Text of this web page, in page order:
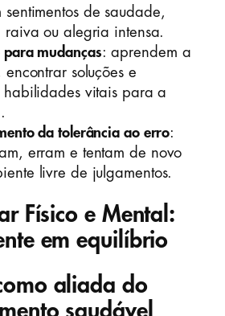
sentimentos de saudade,
raiva ou alegria intensa.
para mudanças: aprendem a
soluções e
habilidades vitais para a
da tolerância ao erro:
erram e tentam de novo
livre de julgamentos.
Físico e Mental:
em equilíbrio
aliada do
saudável